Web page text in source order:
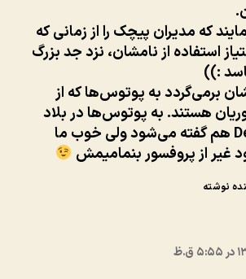
که مدیران پیچک را از زمانی که
استفاده از نامشان، نزد جد بزرگ
:))
برمی‌گردد به پوتوس‌ها که از
هستند. به پوتوس‌ها در بلاد
فرنگ Devil’s Ivy هم گفته می‌شود ولی خوب ما
غیر از پروفسور بنمامیمش
نوشته